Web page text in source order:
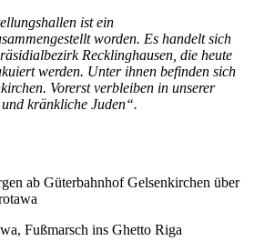
ist ein
worden. Es handelt sich
Recklinghausen, die heute
werden. Unter ihnen befinden sich
Vorerst verbleiben in unserer
kränkliche Juden“.
ab Güterbahnhof Gelsenkirchen über
Fußmarsch ins Ghetto Riga